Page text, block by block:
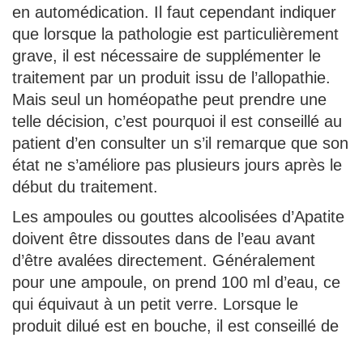
en automédication. Il faut cependant indiquer
que lorsque la pathologie est particulièrement
grave, il est nécessaire de supplémenter le
traitement par un produit issu de l’allopathie.
Mais seul un homéopathe peut prendre une
telle décision, c’est pourquoi il est conseillé au
patient d’en consulter un s’il remarque que son
état ne s’améliore pas plusieurs jours après le
début du traitement.
Les ampoules ou gouttes alcoolisées d’Apatite
doivent être dissoutes dans de l’eau avant
d’être avalées directement. Généralement
pour une ampoule, on prend 100 ml d’eau, ce
qui équivaut à un petit verre. Lorsque le
produit dilué est en bouche, il est conseillé de